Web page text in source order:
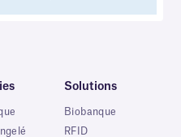
Solutions
Biobanque
RFID